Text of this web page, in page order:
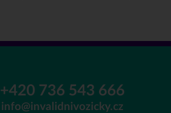
+420 736 543 666
info@invalidnivozicky.cz